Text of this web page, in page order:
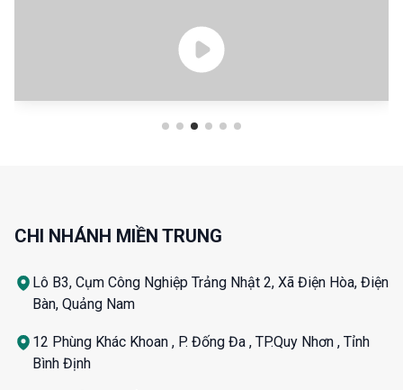
CHI NHÁNH MIỀN TRUNG
Lô B3, Cụm Công Nghiệp Trảng Nhật 2, Xã Điện Hòa, Điện
Bàn, Quảng Nam
12 Phùng Khác Khoan , P. Đống Đa , TP.Quy Nhơn , Tỉnh
Bình Định